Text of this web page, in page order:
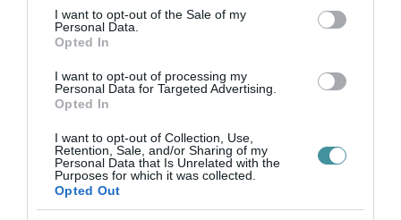
consent section.
I want to opt-out of the Sale of my
Personal Data.
Opted In
I want to opt-out of processing my
Personal Data for Targeted Advertising.
Opted In
I want to opt-out of Collection, Use,
Retention, Sale, and/or Sharing of my
Personal Data that Is Unrelated with the
Purposes for which it was collected.
Opted Out
Legfrissebb híreink
35 PERCES TANÓRÁK ÉS KEVESEBB HÁZI
BAKA ANDRÁST JELÖLI KÖZTÁRSASÁGI
ELNÖKNEK A TISZA